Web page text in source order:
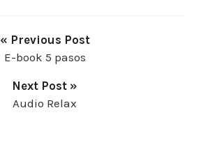
« Previous Post
E-book 5 pasos
Next Post »
Audio Relax